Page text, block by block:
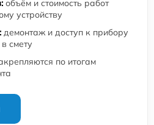
объём и стоимость работ
устройству
демонтаж и доступ к прибору
смету
по итогам